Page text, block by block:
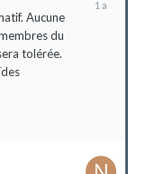
Aucune
du
tolérée.